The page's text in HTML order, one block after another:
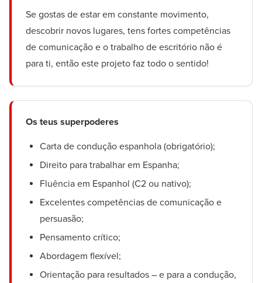
Se gostas de estar em constante movimento,
descobrir novos lugares, tens fortes competências
de comunicação e o trabalho de escritório não é
para ti, então este projeto faz todo o sentido!
Os teus superpoderes
Carta de condução espanhola (obrigatório);
Direito para trabalhar em Espanha;
Fluência em Espanhol (C2 ou nativo);
Excelentes competências de comunicação e
persuasão;
Pensamento crítico;
Abordagem flexível;
Orientação para resultados – e para a condução,